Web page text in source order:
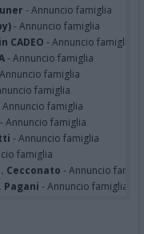
- Annuncio famiglia
- Annuncio famiglia
CADEO - Annuncio famiglia
- Annuncio famiglia
famiglia
famiglia
Annuncio famiglia
- Annuncio famiglia
- Annuncio famiglia
famiglia
Cecconato - Annuncio famiglia
Pagani - Annuncio famiglia